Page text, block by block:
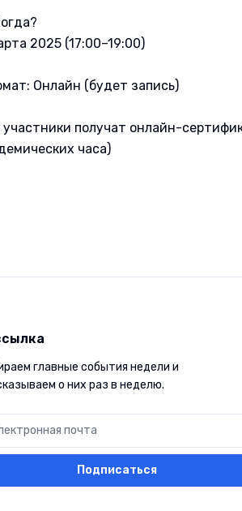
2025 (17:00–19:00)
Онлайн (будет запись)
участники получат онлайн-
часа)
главные события недели и
о них раз в неделю.
Подписаться